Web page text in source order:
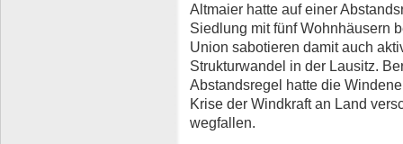
Altmaier hatte auf einer
Siedlung mit fünf Wohnhäusern
Union sabotieren damit auch
Strukturwandel in der Lausitz.
Abstandsregel hatte die
Krise der Windkraft an Land
wegfallen.